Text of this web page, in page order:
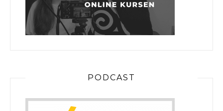
PODCAST